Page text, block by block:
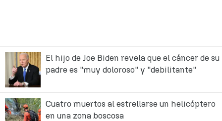
El hijo de Joe Biden revela que el cáncer de su
padre es "muy doloroso" y "debilitante"
Cuatro muertos al estrellarse un helicóptero
en una zona boscosa